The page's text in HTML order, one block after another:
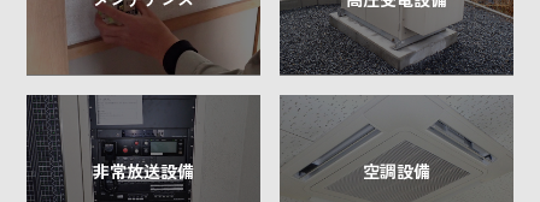
非常放送設備 空調設備